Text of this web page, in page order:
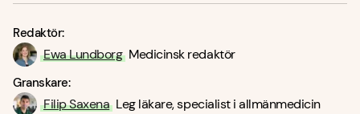
Redaktör:
Ewa Lundborg Medicinsk redaktör
Granskare:
Filip Saxena Leg läkare, specialist i allmänmedicin